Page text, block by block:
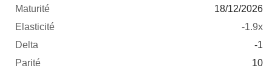
18/12/2026
-1.9x
-1
10